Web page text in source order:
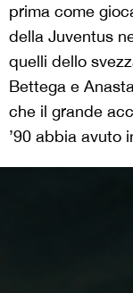
prima come
della Juventus
quelli dello
Bettega e
che il grande
’90 abbia avuto